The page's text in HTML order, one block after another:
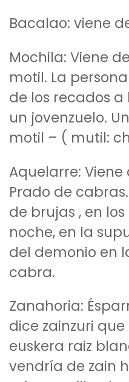
Bacalao: viene
Mochila: Viene
motil. La
de los recados
un jovenzuelo.
motil – ( mutil:
Aquelarre: Viene
Prado de
de brujas , en
noche, en la
del demonio en
cabra.
Zanahoria:
dice zainzuri
euskera raiz
vendría de zain